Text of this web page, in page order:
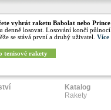
vyhrát raketu Babolat nebo Prince
denně losovat. Losování končí půlnocí
se stává první a druhý uživatel. Více
tenisové rakety
Katalog
Rakety